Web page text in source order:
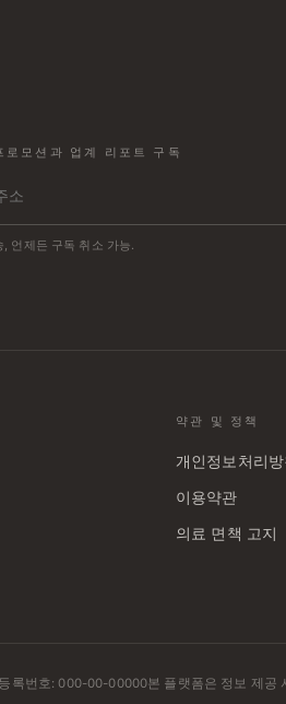
로모션과 업계 리포트 구독
, 언제든 구독 취소 가능.
약관 및 정책
개인정보처리방
이용약관
의료 면책 고지
록번호: 000-00-00000본 플랫폼은 정보 제공